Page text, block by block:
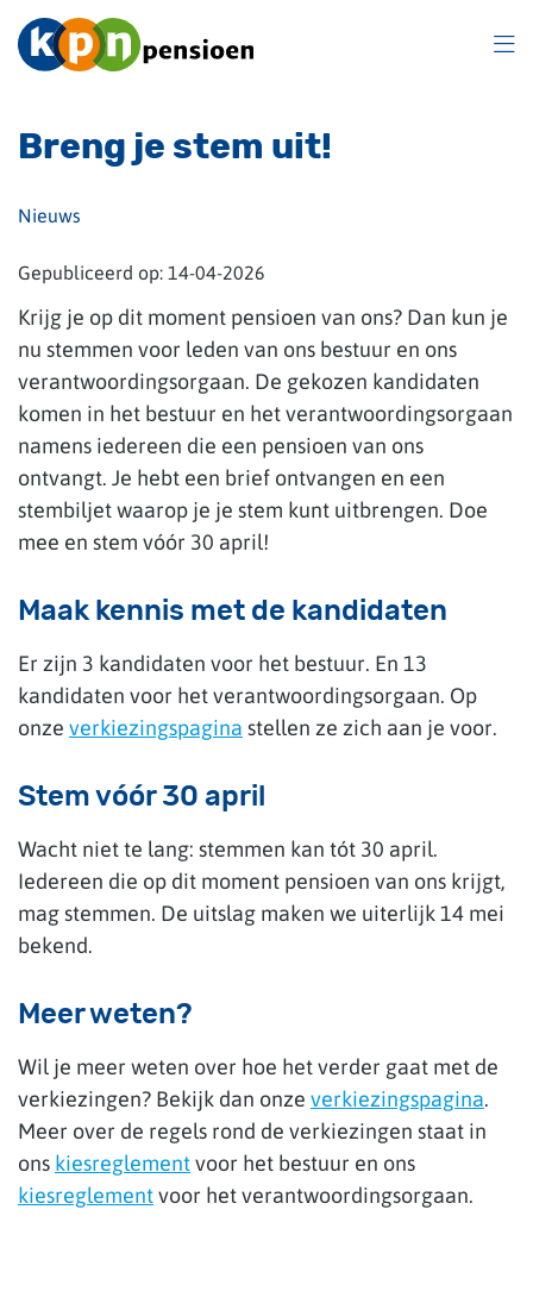
en
naar
inhoud
Breng je stem uit!
Nieuws
Gepubliceerd op: 14-04-2026
Krijg je op dit moment pensioen van ons? Dan kun je
nu stemmen voor leden van ons bestuur en ons
verantwoordingsorgaan. De gekozen kandidaten
komen in het bestuur en het verantwoordingsorgaan
namens iedereen die een pensioen van ons
ontvangt. Je hebt een brief ontvangen en een
stembiljet waarop je je stem kunt uitbrengen. Doe
mee en stem vóór 30 april!
Maak kennis met de kandidaten
Er zijn 3 kandidaten voor het bestuur. En 13
kandidaten voor het verantwoordingsorgaan. Op
onze verkiezingspagina stellen ze zich aan je voor.
Stem vóór 30 april
Wacht niet te lang: stemmen kan tót 30 april.
Iedereen die op dit moment pensioen van ons krijgt,
mag stemmen. De uitslag maken we uiterlijk 14 mei
bekend.
Meer weten?
Wil je meer weten over hoe het verder gaat met de
verkiezingen? Bekijk dan onze verkiezingspagina.
Meer over de regels rond de verkiezingen staat in
ons kiesreglementvoor het bestuur en ons
kiesreglementvoor het verantwoordingsorgaan.